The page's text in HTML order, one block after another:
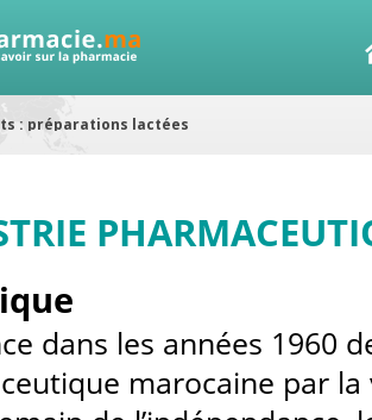
: préparations lactées
: ANTITOXINE TÉTANIQUE 1500.